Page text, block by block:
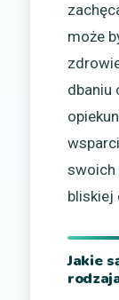
może
dbaniu
swoich
bliskiej
Jakie